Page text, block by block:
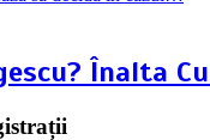
Înalta